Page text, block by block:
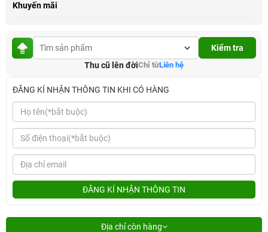
Khuyến mãi
Kiểm tra
Thu cũ lên đờiChỉ từLiên hệ
ĐĂNG KÍ NHẬN THÔNG TIN KHI CÓ HÀNG
ĐĂNG KÍ NHẬN THÔNG TIN
Địa chỉ còn hàng